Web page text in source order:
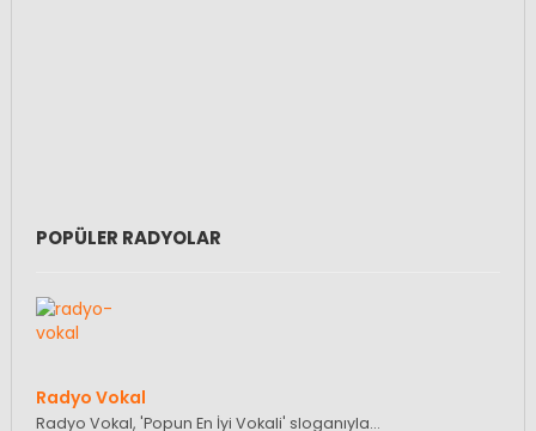
POPÜLER RADYOLAR
Radyo Vokal
Radyo Vokal, 'Popun En İyi Vokali' sloganıyla…